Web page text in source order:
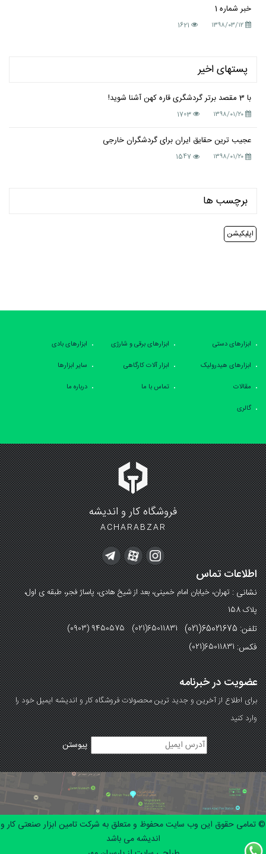
خبر شماره 1
۱۳۹۸/۰۳/۱۲ 1621
پستهای اخیر
با 3 مقصد برتر گردشگری قاره کهن آشنا شوید!
۱۳۹۸/۰۱/۲۰ 1703
عجیب ترین حقایق ایران برای گردشگران خارجی
۱۳۹۸/۰۱/۲۰ 1547
برچسب ها
اپلیکیشن
ابزارهای دستی ابزارهای برقی و شارژی
ابزارهای بادی
ابزارهای هیدرولیک
ابزار آلات کارگاهی
سایر ابزارها
مقالات
تماس با ما
درباره ما
گالری
فروشگاه کار و اندیشه
ACHARABZAR
اطلاعات تماس
نشانی :تهران، خیابان امام خمینی، بعد از شیخ هادی، پاساژ فجر، طبقه ی اول،
پلاک 158
تلفن: 65021675(021) (0903) 9450575 (021)65011831
فکس:(021)65011831
عضویت در خبرنامه
برای اطلاع از آخرین و جدید ترین محصولات فروشگاه کار و اندیشه ایمیل خود را
وارد کنید
© تمامی حقوق این وب سایت محفوظ و متعلق به شرکت تامین ابزار صنعتی کار و
اندیشه می باشد